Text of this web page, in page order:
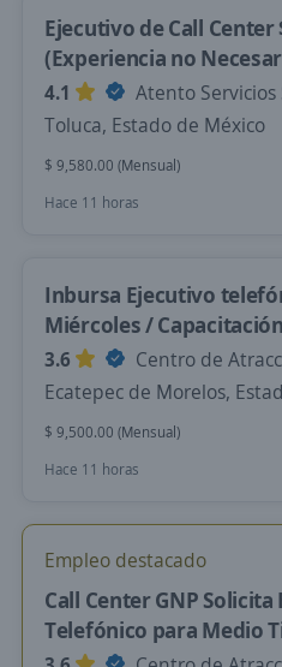
Ejecutivo de Call Center
(Experiencia no
4.1
Atento Servicios
Toluca, Estado de México
$ 9,580.00 (Mensual)
Hace 11 horas
Inbursa Ejecutivo
Miércoles /
3.6
Centro de
Ecatepec de Morelos,
$ 9,500.00 (Mensual)
Hace 11 horas
Empleo destacado
Call Center GNP
Telefónico para Medio